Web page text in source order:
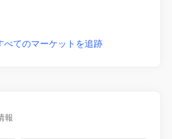
てのマーケットを追跡
報